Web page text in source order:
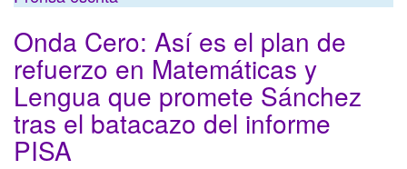
Onda Cero: Así es el plan de
refuerzo en Matemáticas y
Lengua que promete Sánchez
tras el batacazo del informe
PISA